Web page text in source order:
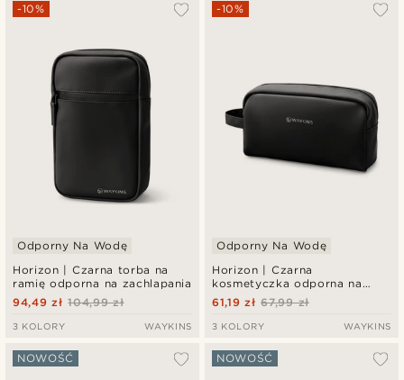
Horizon | Czarna torba na
ramię odporna na zachlapania
-10%
Odporny Na Wodę
104,99 zł
94,49 zł
3 KOLORY WAYKINS
Horizon | Czarna
kosmetyczka odporna na
zachlapania
-10%
Odporny Na Wodę
67,99 zł
61,19 zł
3 KOLORY WAYKINS
NOWOŚĆ NOWOŚĆ